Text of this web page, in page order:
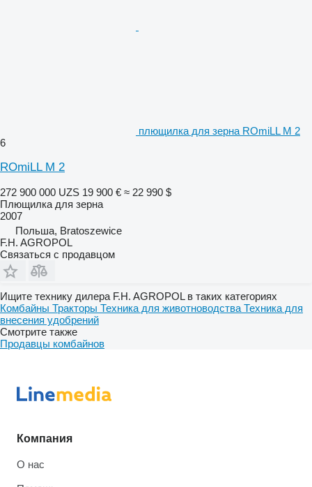
плющилка для зерна ROmiLL M 2
6
ROmiLL M 2
272 900 000 UZS 19 900 € ≈ 22 990 $
Плющилка для зерна
2007
Польша, Bratoszewice
F.H. AGROPOL
Связаться с продавцом
Ищите технику дилера F.H. AGROPOL в таких категориях
Комбайны Тракторы Техника для животноводства Техника для
внесения удобрений
Смотрите также
Продавцы комбайнов
Компания
О нас